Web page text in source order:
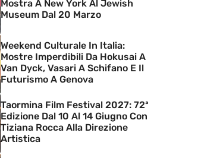
Mostra A New York Al Jewish
Museum Dal 20 Marzo
Weekend Culturale In Italia:
Mostre Imperdibili Da Hokusai A
Van Dyck, Vasari A Schifano E Il
Futurismo A Genova
Taormina Film Festival 2027: 72ª
Edizione Dal 10 Al 14 Giugno Con
Tiziana Rocca Alla Direzione
Artistica